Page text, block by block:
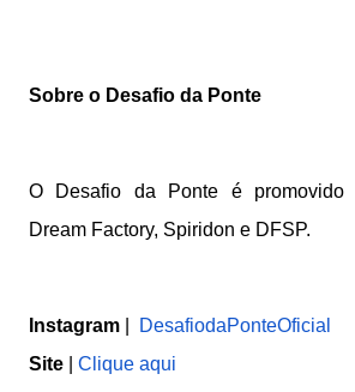
Sobre o Desafio da Ponte
O Desafio da Ponte é promovido
Dream Factory, Spiridon e DFSP.
Instagram
DesafiodaPonteOficial
Site
Clique aqui